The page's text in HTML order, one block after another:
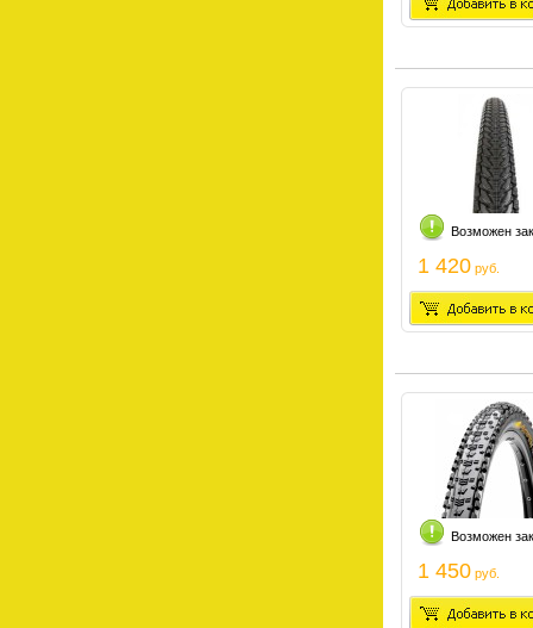
Возможен
1 420 руб.
Возможен
1 450 руб.